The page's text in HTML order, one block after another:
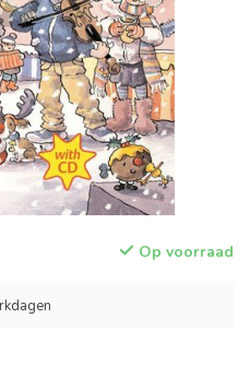
Op voorraad